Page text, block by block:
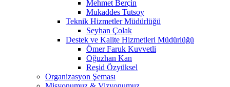
Mehmet Berçin
Mukaddes Tutsoy
Teknik Hizmetler Müdürlüğü
Seyhan Çolak
Destek ve Kalite Hizmetleri Müdürlüğü
Ömer Faruk Kuvvetli
Oğuzhan Kan
Reşid Özyüksel
Organizasyon Şeması